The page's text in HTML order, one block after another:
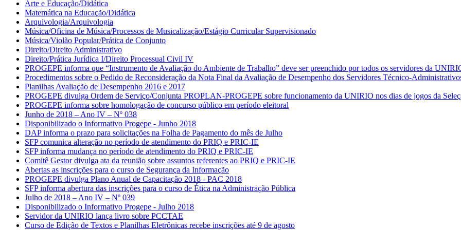
Arte e Educação/Didática
Matemática na Educação/Didática
Arquivologia/Arquivologia
Música/Oficina de Música/Processos de Musicalização/Estágio Curricular Supervisionado
Música/Violão Popular/Prática de Conjunto
Direito/Direito Administrativo
Direito/Prática Jurídica I/Direito Processual Civil IV
PROGEPE informa que “Instrumento de Avaliação do Ambiente de Trabalho” deve ser preenchido por todos os servidores da
Procedimentos sobre o Pedido de Reconsideração da Nota Final da Avaliação de Desempenho dos Servidores Técnico-
Planilhas Avaliação de Desempenho 2016 e 2017
PROGEPE divulga Ordem de Serviço/Conjunta PROPLAN-PROGEPE sobre funcionamento da UNIRIO nos dias de jogos da
PROGEPE informa sobre homologação de concurso público em período eleitoral
Junho de 2018 – Ano IV – Nº 038
Disponibilizado o Informativo Progepe - Junho 2018
DAP informa o prazo para solicitações na Folha de Pagamento do mês de Julho
SFP comunica alteração no período de atendimento do PRIQ e PRIC-IE
SFP informa mudança no período de atendimento do PRIQ e PRIC-IE
Comitê Gestor divulga ata da reunião sobre assuntos referentes ao PRIQ e PRIC-IE
Abertas as inscrições para o curso de Segurança da Informação
PROGEPE divulga Plano Anual de Capacitação 2018 - PAC 2018
SFP informa abertura das inscrições para o curso de Ética na Administração Pública
Julho de 2018 – Ano IV – Nº 039
Disponibilizado o Informativo Progepe - Julho 2018
Servidor da UNIRIO lança livro sobre PCCTAE
Curso de Edição de Textos e Planilhas Eletrônicas recebe inscrições até 9 de agosto